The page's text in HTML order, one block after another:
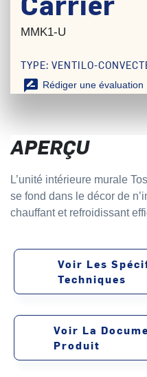
MMK1-U
TYPE: VENTILO-
rate_review Rédiger une évaluation
APERÇU
L’unité intérieure murale
se fond dans le décor de
chauffant et refroidissant
Voir Les
Techniques
Voir La
Produit